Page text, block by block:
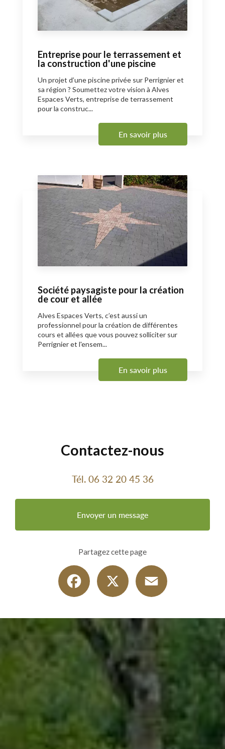
Entreprise pour le terrassement et
la construction d'une piscine
Un projet d’une piscine privée sur Perrignier et
sa région ? Soumettez votre vision à Alves
Espaces Verts, entreprise de terrassement
pour la construc...
En savoir plus
Société paysagiste pour la création
de cour et allée
Alves Espaces Verts, c’est aussi un
professionnel pour la création de différentes
cours et allées que vous pouvez solliciter sur
Perrignier et l'ensem...
En savoir plus
Contactez-nous
Tél. 06 32 20 45 36
Envoyer un message
Partagez cette page
Facebook